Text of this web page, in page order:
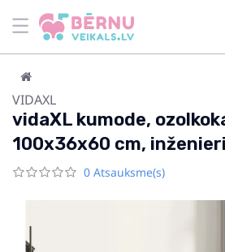
VIDAXL
vidaXL kumode,
100x36x60 cm,
0 Atsauksme(s)